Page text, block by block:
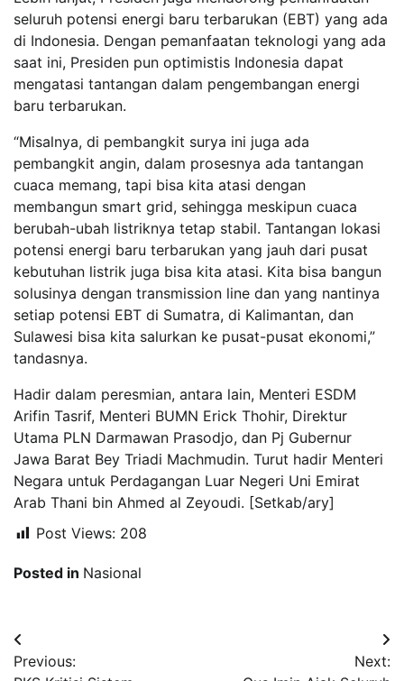
seluruh potensi energi baru terbarukan (EBT) yang ada
di Indonesia. Dengan pemanfaatan teknologi yang ada
saat ini, Presiden pun optimistis Indonesia dapat
mengatasi tantangan dalam pengembangan energi
baru terbarukan.
“Misalnya, di pembangkit surya ini juga ada
pembangkit angin, dalam prosesnya ada tantangan
cuaca memang, tapi bisa kita atasi dengan
membangun smart grid, sehingga meskipun cuaca
berubah-ubah listriknya tetap stabil. Tantangan lokasi
potensi energi baru terbarukan yang jauh dari pusat
kebutuhan listrik juga bisa kita atasi. Kita bisa bangun
solusinya dengan transmission line dan yang nantinya
setiap potensi EBT di Sumatra, di Kalimantan, dan
Sulawesi bisa kita salurkan ke pusat-pusat ekonomi,”
tandasnya.
Hadir dalam peresmian, antara lain, Menteri ESDM
Arifin Tasrif, Menteri BUMN Erick Thohir, Direktur
Utama PLN Darmawan Prasodjo, dan Pj Gubernur
Jawa Barat Bey Triadi Machmudin. Turut hadir Menteri
Negara untuk Perdagangan Luar Negeri Uni Emirat
Arab Thani bin Ahmed al Zeyoudi. [Setkab/ary]
Post Views: 208
Posted in Nasional
Navigasi
Previous:
Next: